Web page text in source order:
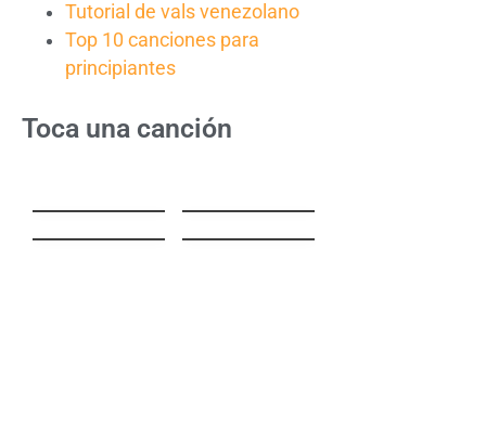
Tutorial de vals venezolano
Top 10 canciones para
principiantes
Toca una canción
Río Yurubí Añoranza
Primera Fila –
Chachachá